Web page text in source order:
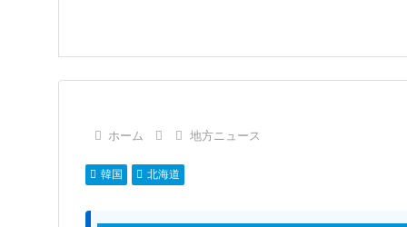
ホーム 地方ニュース
韓国 北海道